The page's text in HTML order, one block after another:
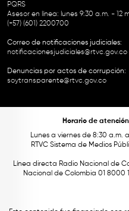
PQRS
Asesor en línea: lunes 9:30 a.m. - 12
(+57) (601) 2200700
Correo de notificaciones judiciales:
notificacionesjudiciales@rtvc.gov.co
Denuncias por actos de corrupción:
soytransparente@rtvc.gov.co
Horario de
Lunes a viernes de 8:30 a.m.
RTVC Sistema de Medios
Línea directa Radio Nacional de
Nacional de Colombia 01 8000